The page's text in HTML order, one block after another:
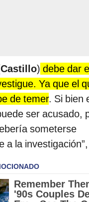
Castillo) debe dar
Ya que el
de temer. Si bien
ser acusado,
someterse
a la